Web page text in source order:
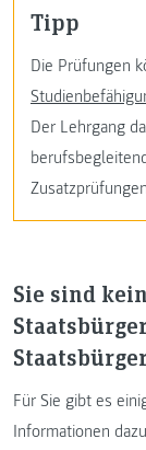
Tipp
Die Prüfungen
Der Lehrgang
Sie sind
Für Sie gibt es
Informationen